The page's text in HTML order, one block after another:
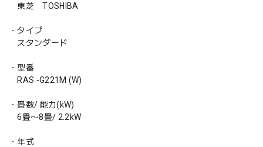
東芝 TOSHIBA
・タイプ
スタンダード
・型番
RAS -G221M (W)
・畳数/ 能力(kW)
6畳〜8畳/ 2.2kW
・年式